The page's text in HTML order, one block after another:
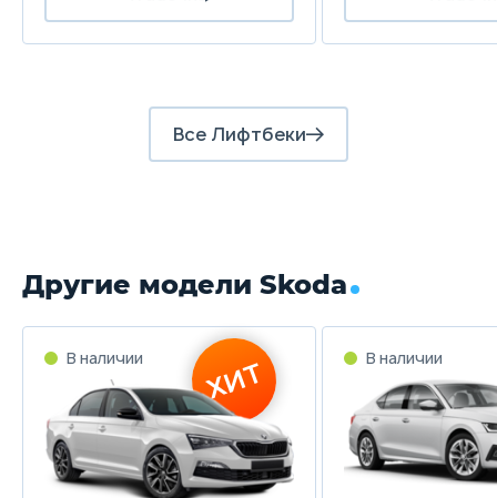
Все Лифтбеки
Другие модели Skoda
В наличии ХИТ В наличии